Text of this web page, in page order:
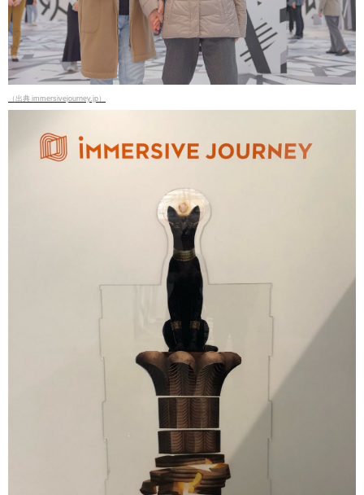
（出典 immersivejourney.jp）